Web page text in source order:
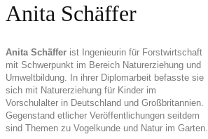
Anita Schäffer
Anita Schäffer ist Ingenieurin für Forstwirtschaft
mit Schwerpunkt im Bereich Naturerziehung und
Umweltbildung. In ihrer Diplomarbeit befasste sie
sich mit Naturerziehung für Kinder im
Vorschulalter in Deutschland und Großbritannien.
Gegenstand etlicher Veröffentlichungen seitdem
sind Themen zu Vogelkunde und Natur im Garten.